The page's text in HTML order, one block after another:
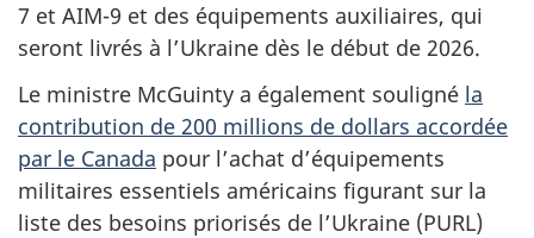
7 et AIM-9 et des équipements auxiliaires, qui
seront livrés à l’Ukraine dès le début de 2026.
Le ministre McGuinty a également souligné la
contribution de 200 millions de dollars accordée
par le Canada pour l’achat d’équipements
militaires essentiels américains figurant sur la
liste des besoins priorisés de l’Ukraine (PURL)